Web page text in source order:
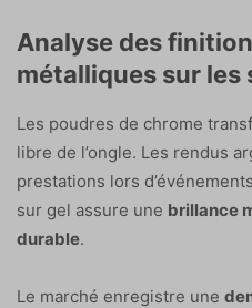
Analyse des
métalliques sur les
Les poudres de chrome
libre de l’ongle. Les rendus
prestations lors
sur gel assure une brillance
durable.
Le marché enregistre une